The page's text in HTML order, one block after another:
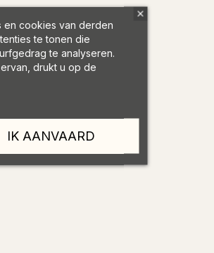
en cookies van derden
te tonen die
te analyseren.
drukt u op de
IK AANVAARD